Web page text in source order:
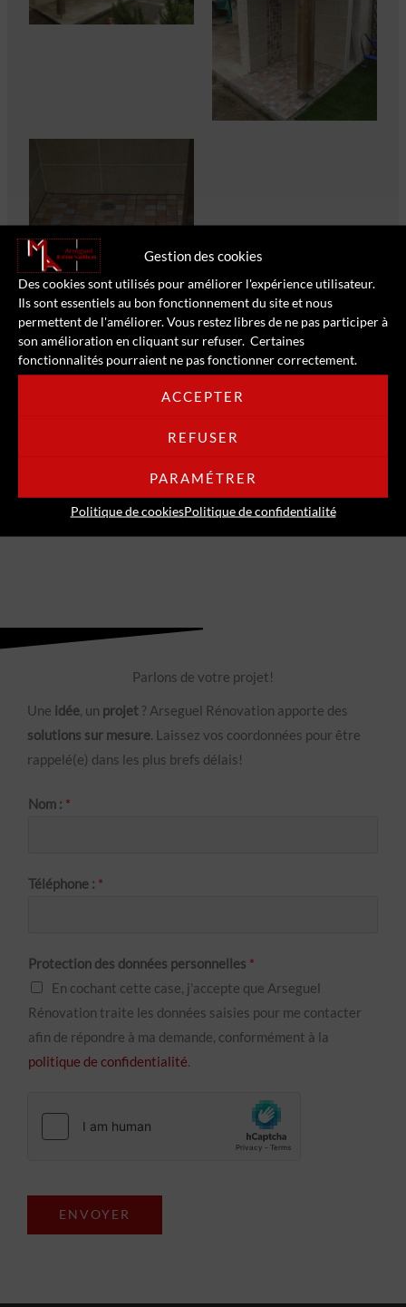
Gestion des cookies
Des cookies sont utilisés pour améliorer l'expérience utilisateur.
Ils sont essentiels au bon fonctionnement du site et nous
permettent de l'améliorer. Vous restez libres de ne pas participer à
son amélioration en cliquant sur refuser. Certaines
fonctionnalités pourraient ne pas fonctionner correctement.
ACCEPTER
REFUSER
PARAMÉTRER
Politique de cookiesPolitique de confidentialité
← Projet précédent Projet suivant →
Parlons de votre projet!
Une idée, un projet ? Arseguel Rénovation apporte des
solutions sur mesure. Laissez vos coordonnées pour être
rappelé(e) dans les plus brefs délais!
Nom : *
Téléphone : *
Protection des données personnelles *
En cochant cette case, j'accepte que Arseguel
Rénovation traite les données saisies pour me contacter
afin de répondre à ma demande, conformément à la
politique de confidentialité.
ENVOYER